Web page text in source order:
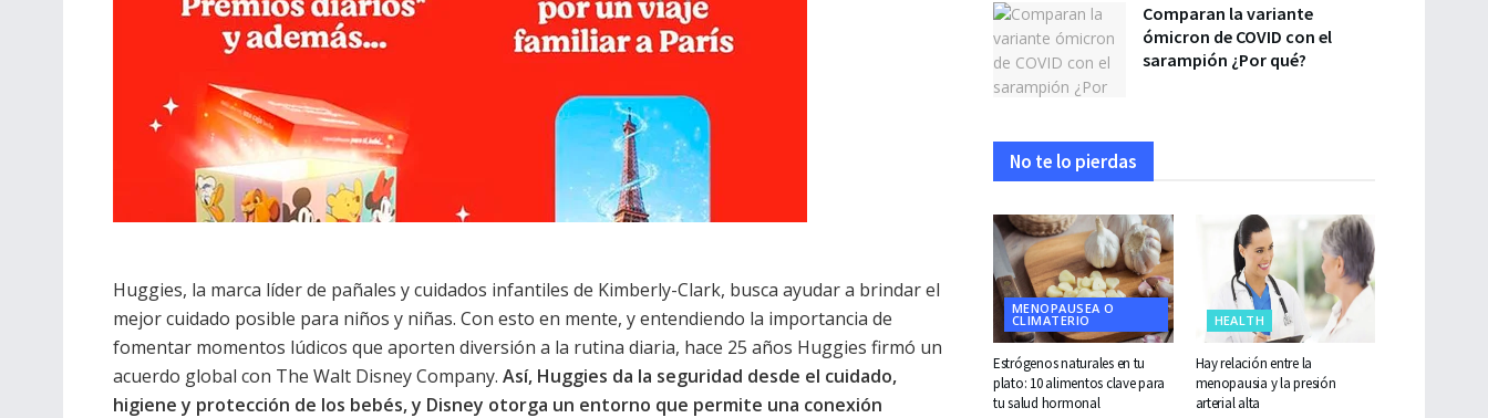
Huggies, la marca líder de pañales y cuidados infantiles de Kimberly-Clark, busca ayudar a brindar el
mejor cuidado posible para niños y niñas. Con esto en mente, y entendiendo la importancia de
fomentar momentos lúdicos que aporten diversión a la rutina diaria, hace 25 años Huggies firmó un
acuerdo global con The Walt Disney Company. Así, Huggies da la seguridad desde el cuidado,
higiene y protección de los bebés, y Disney otorga un entorno que permite una conexión
Comparan la variante
ómicron de COVID con el
sarampión ¿Por qué?
No te lo pierdas
MENOPAUSEA O
CLIMATERIO
Estrógenos naturales en tu
plato: 10 alimentos clave para
tu salud hormonal
HEALTH
Hay relación entre la
menopausia y la presión
arterial alta